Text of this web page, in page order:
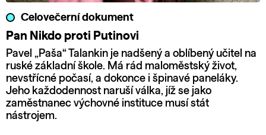
Celovečerní dokument
Pan Nikdo proti Putinovi
Pavel „Paša“ Talankin je nadšený a oblíbený učitel na
ruské základní škole. Má rád maloměstský život,
nevstřícné počasí, a dokonce i špinavé paneláky.
Jeho každodennost naruší válka, jíž se jako
zaměstnanec výchovné instituce musí stát
nástrojem.